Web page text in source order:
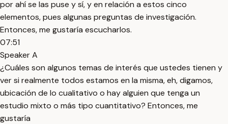
por ahí se las puse y sí, y en relación a estos cinco
elementos, pues algunas preguntas de investigación.
Entonces, me gustaría escucharlos.
07:51
Speaker A
¿Cuáles son algunos temas de interés que ustedes tienen y
ver si realmente todos estamos en la misma, eh, digamos,
ubicación de lo cualitativo o hay alguien que tenga un
estudio mixto o más tipo cuantitativo? Entonces, me
gustaría